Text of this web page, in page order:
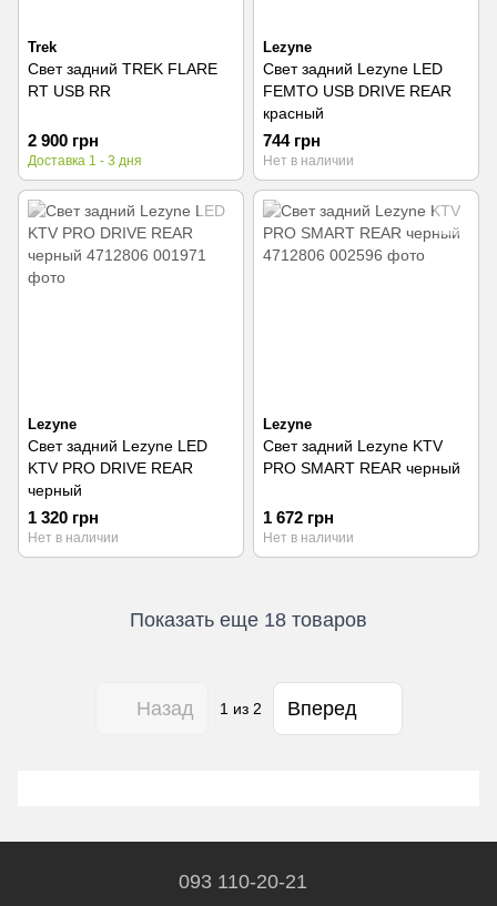
Trek
Свет задний TREK FLARE
RT USB RR
2 900 грн
Доставка 1 - 3 дня
Lezyne
Свет задний Lezyne LED
FEMTO USB DRIVE REAR
красный
744 грн
Нет в наличии
Lezyne
Свет задний Lezyne LED
KTV PRO DRIVE REAR
черный
1 320 грн
Нет в наличии
Lezyne
Свет задний Lezyne KTV
PRO SMART REAR черный
1 672 грн
Нет в наличии
Показать еще 18 товаров
Назад 1 из 2 Вперед
093 110-20-21